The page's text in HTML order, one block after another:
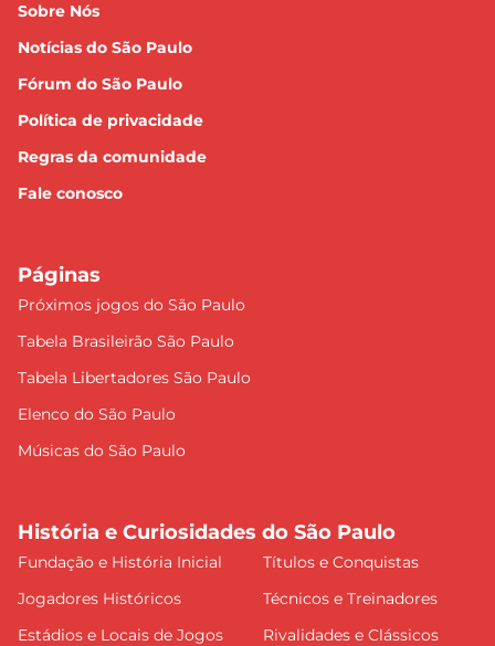
Sobre Nós
Notícias do São Paulo
Fórum do São Paulo
Política de privacidade
Regras da comunidade
Fale conosco
Páginas
Próximos jogos do São Paulo
Tabela Brasileirão São Paulo
Tabela Libertadores São Paulo
Elenco do São Paulo
Músicas do São Paulo
História e Curiosidades do São Paulo
Fundação e História Inicial
Títulos e Conquistas
Jogadores Históricos
Técnicos e Treinadores
Estádios e Locais de Jogos
Rivalidades e Clássicos